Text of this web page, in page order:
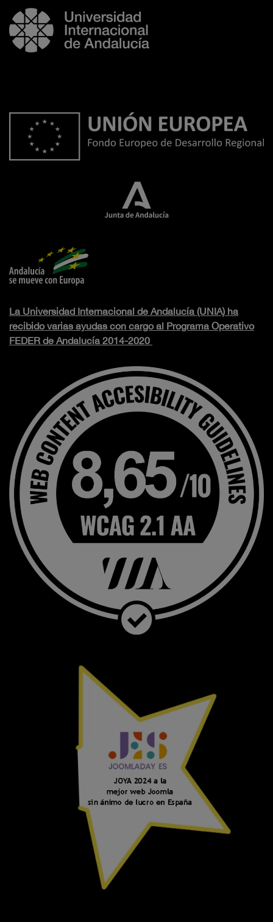
La Universidad Internacional de Andalucía (UNIA) ha
recibido varias ayudas con cargo al Programa Operativo
FEDER de Andalucía 2014-2020